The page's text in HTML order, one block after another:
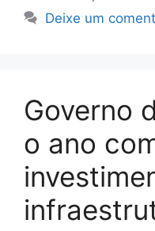
Deixe um
Governo
o ano